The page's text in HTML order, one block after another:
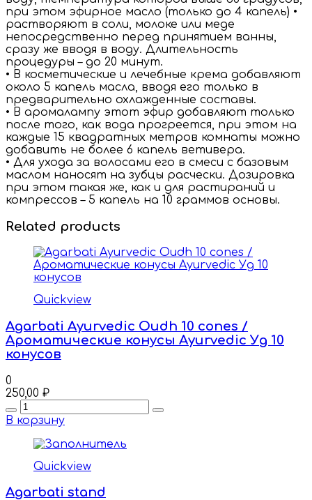
при этом эфирное масло (только до 4 капель) •
растворяют в соли, молоке или меде
непосредственно перед принятием ванны,
сразу же вводя в воду. Длительность
процедуры – до 20 минут.
• В косметические и лечебные крема добавляют
около 5 капель масла, вводя его только в
предварительно охлажденные составы.
• В аромалампу этот эфир добавляют только
после того, как вода прогреется, при этом на
каждые 15 квадратных метров комнаты можно
добавить не более 6 капель ветивера.
• Для ухода за волосами его в смеси с базовым
маслом наносят на зубцы расчески. Дозировка
при этом такая же, как и для растираний и
компрессов – 5 капель на 10 граммов основы.
Related products
Quickview
Agarbati Ayurvedic Oudh 10 cones /
Ароматические конусы Ayurvedic Уд 10
конусов
0
250,00 ₽
Quantity
В корзину
Quickview
Agarbati stand